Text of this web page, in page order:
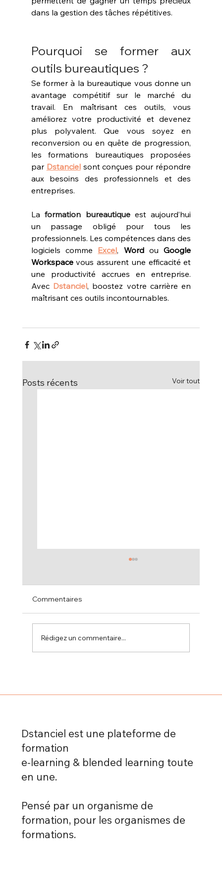
dans la gestion des tâches répétitives.
Pourquoi se former aux
outils bureautiques ?
Se former à la bureautique vous donne un
avantage compétitif sur le marché du
travail. En maîtrisant ces outils, vous
améliorez votre productivité et devenez
plus polyvalent. Que vous soyez en
reconversion ou en quête de progression,
les formations bureautiques proposées
par Dstanciel sont conçues pour répondre
aux besoins des professionnels et des
entreprises.
La formation bureautique est aujourd’hui
un passage obligé pour tous les
professionnels. Les compétences dans des
logiciels comme Excel, Word ou Google
Workspace vous assurent une efficacité et
une productivité accrues en entreprise.
Avec Dstanciel, boostez votre carrière en
maîtrisant ces outils incontournables.
Posts récents Voir tout
Commentaires
Rédigez un commentaire...
Dstanciel est une plateforme de
formation
e-learning & blended learning toute
en une.
Pensé par un organisme de
formation, pour les organismes de
formations.